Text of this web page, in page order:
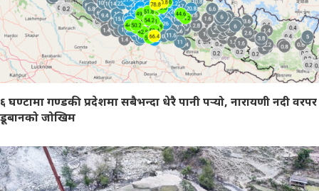
६ घण्टामा गण्डकी प्रदेशमा सबैभन्दा धेरै पानी पर्‍यो, नारायणी नदी वरपर
डूबानको जोखिम